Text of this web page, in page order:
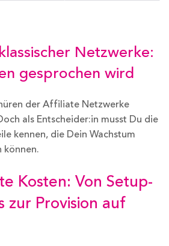
Netzwerke:
gesprochen wird
der Affiliate Netzwerke
als Entscheider:in musst Du die
kennen, die Dein Wachstum
Kosten: Von Setup-
zur Provision auf